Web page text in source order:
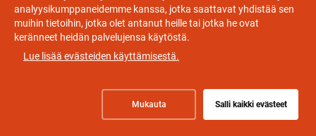
analyysikumppaneidemme kanssa, jotka saattavat yhdistää sen
muihin tietoihin, jotka olet antanut heille tai jotka he ovat
keränneet heidän palvelujensa käytöstä.
Lue lisää evästeiden käyttämisestä.
Mukauta Salli kaikki evästeet